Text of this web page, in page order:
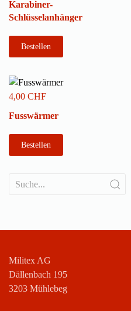
Karabiner-
Schlüsselanhänger
Bestellen
4,00 CHF
Fusswärmer
Bestellen
Militex AG
Dällenbach 195
3203 Mühlebeg